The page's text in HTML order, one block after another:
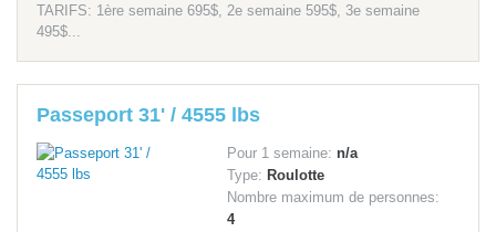
TARIFS: 1ère semaine 695$, 2e semaine 595$, 3e semaine
495$...
Passeport 31' / 4555 lbs
Pour 1 semaine: n/a
Type: Roulotte
Nombre maximum de personnes:
4